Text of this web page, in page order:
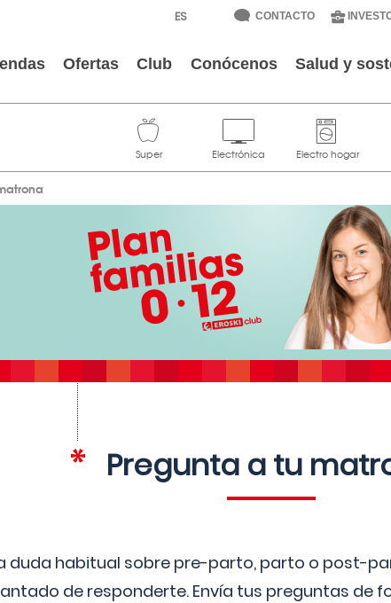
CONTACTO
Ofertas Club Conócenos Salud y
Pregunta a tu
duda habitual sobre pre-parto, parto o post-
de responderte. Envía tus preguntas de